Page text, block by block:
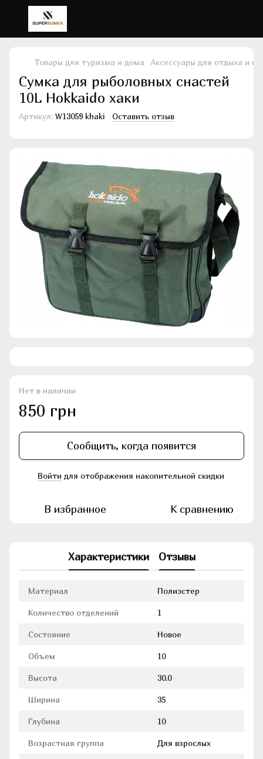
Товары для туризма и дома Аксессуары для отдыха и
Сумка для рыболовных снастей
10L Hokkaido хаки
Артикул: W13059 khaki Оставить отзыв
Нет в наличии
850 грн
Сообщить, когда появится
Войти для отображения накопительной скидки
В избранное К сравнению
Характеристики Отзывы
Материал Полиэстер
Количество отделений 1
Состояние Новое
Объем 10
Высота 30.0
Ширина 35
Глубина 10
Возрастная группа Для взрослых